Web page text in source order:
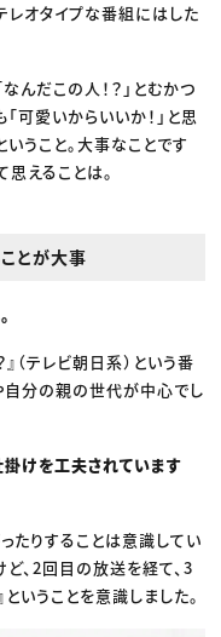
レオタイプな番組にはした
んだこの人！？」とむかつ
可愛いからいいか！」と思
うこと。大事なことです
思えることは。
とが大事
（テレビ朝日系）という番
自分の親の世代が中心でし
けを工夫されています
たりすることは意識してい
、2回目の放送を経て、3
いうことを意識しました。